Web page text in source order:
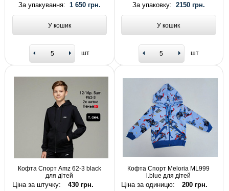
За упакування: 1 650 грн.
У кошик
шт
За упаковку: 2150 грн.
У кошик
шт
Кофта Спорт Amz 62-3 black
для дітей
Ціна за штучку: 430 грн.
Кофта Спорт Meloria ML999
l.blue для дітей
Ціна за одиницю: 200 грн.